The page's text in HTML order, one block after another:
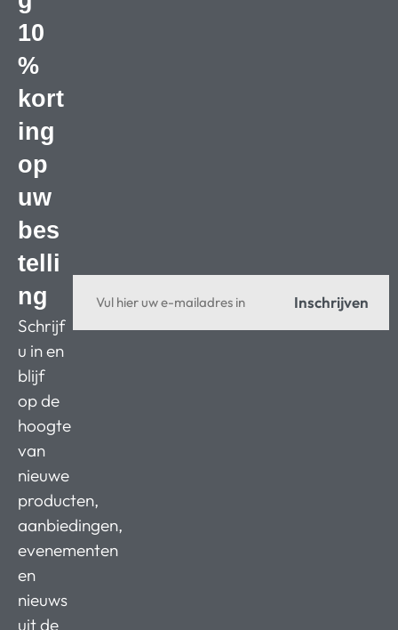
10
%
kort
ing
op
uw
bes
telli
ng
Schrijf
u in en
blijf
op de
hoogte
van
nieuwe
producten,
aanbiedingen,
evenementen
en
nieuws
uit de
Inschrijven